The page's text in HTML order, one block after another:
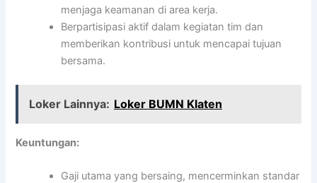
menjaga keamanan di area kerja.
Berpartisipasi aktif dalam kegiatan tim dan
memberikan kontribusi untuk mencapai tujuan
bersama.
Loker Lainnya: Loker BUMN Klaten
Keuntungan:
Gaji utama yang bersaing, mencerminkan standar